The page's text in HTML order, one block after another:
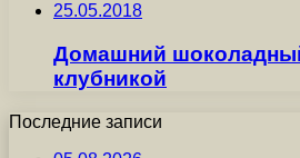
25.05.2018
Домашний
клубникой
Последние записи